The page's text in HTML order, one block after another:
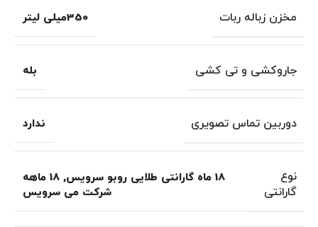
مخزن زباله ربات 350میلی لیتر
جاروکشی و تی کشی بله
دوربین تماس تصویری ندارد
نوع
گارانتی
18 ماه گارانتی طلایی روبو سرویس ,
18 ماهه
شرکت می سرویس